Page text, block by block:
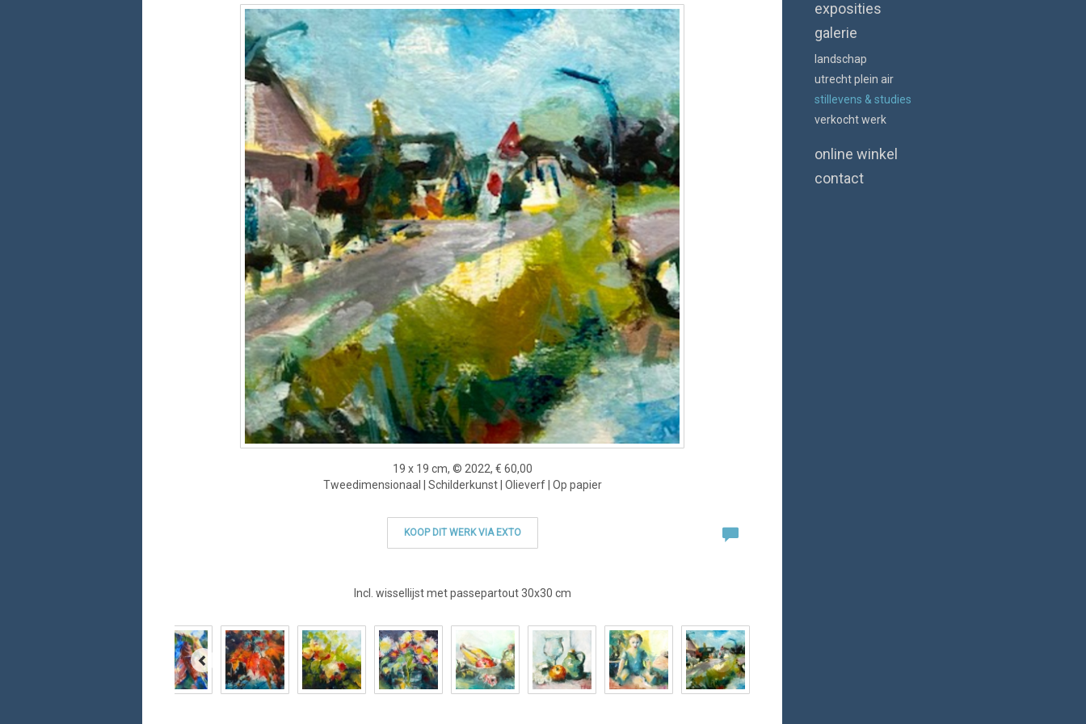
19 x 19 cm, © 2022, € 60,00
Tweedimensionaal | Schilderkunst | Olieverf | Op papier
KOOP DIT WERK VIA EXTO
Incl. wissellijst met passepartout 30x30 cm
exposities
galerie
landschap
utrecht plein air
stillevens & studies
verkocht werk
online winkel
contact